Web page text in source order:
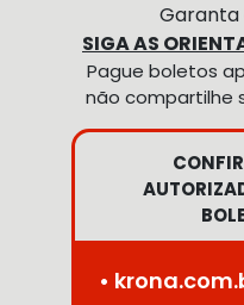
Garanta
SIGA AS
Pague boletos
não compartilhe
•